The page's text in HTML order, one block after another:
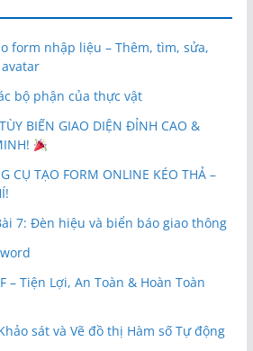
form nhập liệu – Thêm, tìm, sửa,
bộ phận của thực vật
BIẾN GIAO DIỆN ĐỈNH CAO &
CỤ TẠO FORM ONLINE KÉO THẢ –
7: Đèn hiệu và biển báo giao thông
– Tiện Lợi, An Toàn & Hoàn Toàn
sát và Vẽ đồ thị Hàm số Tự động